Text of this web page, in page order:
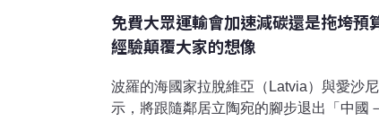
免費大眾運輸會加速減碳還是拖垮預
經驗顛覆大家的想像
波羅的海國家拉脫維亞（Latvia）與愛沙
示，將跟隨鄰居立陶宛的腳步退出「中國